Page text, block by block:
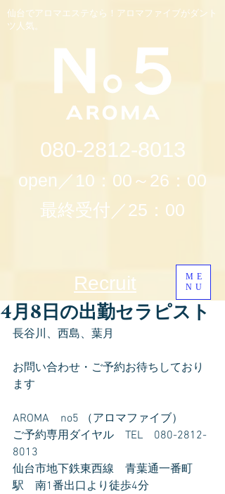
仙台でアロマエステなら！アロマファイブがダント
ツ人気。
080-2812-8013
open／10：00～26：00
最終受付／25：00
ME
NU
Recruit
4月8日の出勤セラピスト
長谷川、西島、葉月
お問い合わせ・ご予約お待ちしており
ます
AROMA　no5 （アロマファイブ）
ご予約専用ダイヤル　TEL　080-2812-
8013
仙台市地下鉄東西線　青葉通一番町
駅　南1番出口より徒歩4分